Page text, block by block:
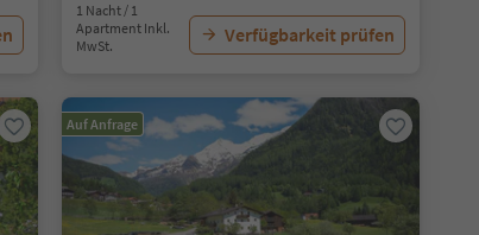
1 Nacht / 1
Apartment Inkl.
MwSt.
Verfügbarkeit prüfen
Auf Anfrage